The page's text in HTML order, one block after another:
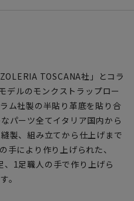
TOSCANA社」とコラ
デルのモンクストラップロー
ム社製の半貼り革底を貼り合
パーツ全てイタリア国内から
製、組み立てから仕上げまで
手により作り上げられた、
1足職人の手で作り上げら
。